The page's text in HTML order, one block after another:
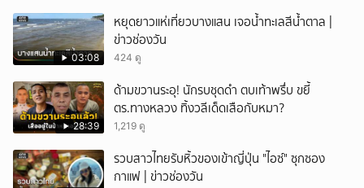
03:08
หยุดยาวแห่เที่ยวบางแสน เจอน้ำทะเลสีน้ำตาล |
ข่าวช่องวัน
424 ดู
28:39
ด้ามขวานระอุ! นักรบชุดดำ ตบเท้าพรึ่บ ขยี้
ตร.ทางหลวง ทิ้งวลีเด็ดเสือกับหมา?
1,219 ดู
รวบสาวไทยรับหิ้วของเข้าญี่ปุ่น "ไอซ์" ซุกซอง
กาแฟ | ข่าวช่องวัน